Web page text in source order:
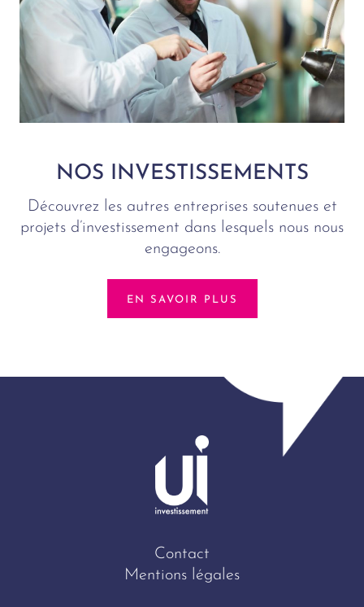
NOS INVESTISSEMENTS
Découvrez les autres entreprises soutenues et
projets d’investissement dans lesquels nous nous
engageons.
EN SAVOIR PLUS
Contact
Mentions légales